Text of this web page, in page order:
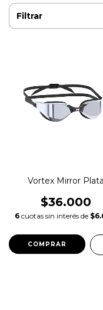
Filtrar
Vortex Mirror Plata
$36.000
6 cuotas sin interés de